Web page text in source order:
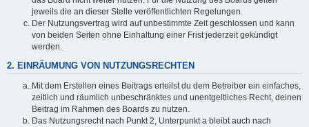
jeweils die an dieser Stelle veröffentlichten Regelungen.
Der Nutzungsvertrag wird auf unbestimmte Zeit geschlossen und kann
von beiden Seiten ohne Einhaltung einer Frist jederzeit gekündigt
werden.
2. EINRÄUMUNG VON NUTZUNGSRECHTEN
Mit dem Erstellen eines Beitrags erteilst du dem Betreiber ein einfaches,
zeitlich und räumlich unbeschränktes und unentgeltliches Recht, deinen
Beitrag im Rahmen des Boards zu nutzen.
Das Nutzungsrecht nach Punkt 2, Unterpunkt a bleibt auch nach